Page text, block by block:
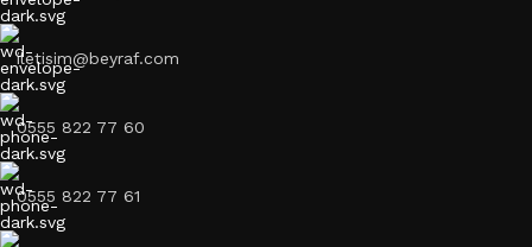
iletisim@beyraf.com
0555 822 77 60
0555 822 77 61